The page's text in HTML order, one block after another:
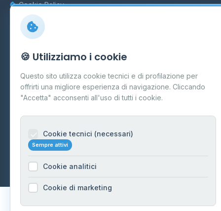
Cookie Policy
Preferenze Cookie
Mappa del sito
Contattaci
info@distributori-gpl.it
© 2026 - Distributori di GPL -AF Project Software Agency
Carpi
Dati forniti da Ministero delle Imprese e del Made in Italy
🍪 Utilizziamo i cookie
Questo sito utilizza cookie tecnici e di profilazione per
offrirti una migliore esperienza di navigazione. Cliccando
"Accetta" acconsenti all'uso di tutti i cookie.
Cookie tecnici (necessari)
Sempre attivi
Cookie analitici
Cookie di marketing